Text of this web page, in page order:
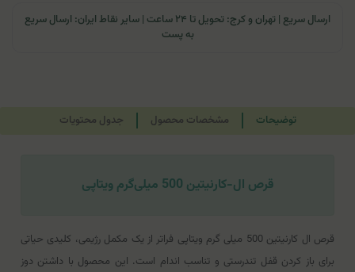
ارسال سریع | تهران و کرج: تحویل تا ۲۴ ساعت | سایر نقاط ایران: ارسال سریع
به پست
توضیحات مشخصات محصول جدول محتویات
قرص ال-کارنیتین 500 میلی‌گرم ویتاپی
قرص ال کارنیتین 500 میلی گرم ویتاپی فراتر از یک مکمل رژیمی، کلیدی حیاتی
برای باز کردن قفل تندرستی و تناسب اندام است. این محصول با داشتن دوز